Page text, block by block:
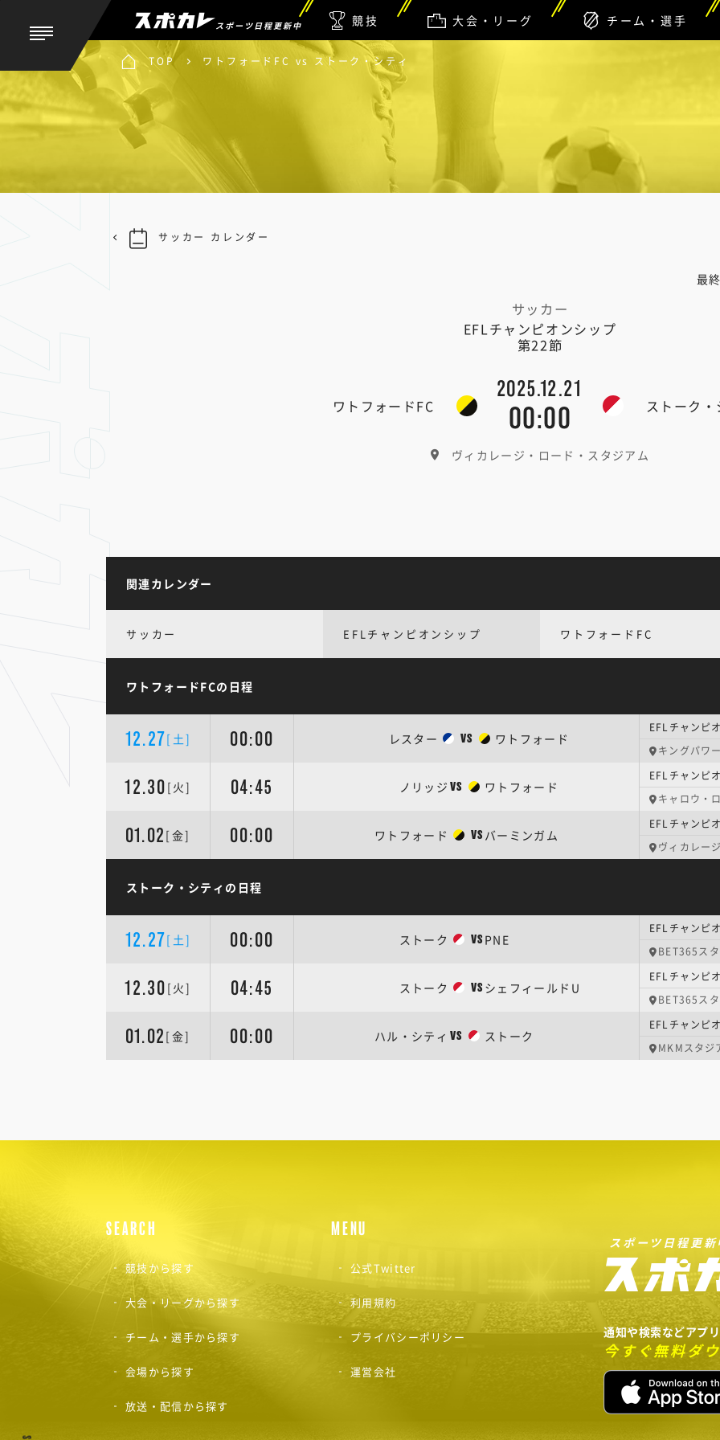
スポーツ日程更新中 競技 大会・リーグ チーム・選手
TOP ワトフォードFC vs ストーク・シティ
最
サッカー
EFLチャンピオンシップ
第22節
ワトフォードFC
2025.12.21
00:00 ストーク・
ヴィカレージ・ロード・スタジアム
サッカー カレンダー
関連カレンダー
サッカー EFLチャンピオンシップ ワトフォードFC
ワトフォードFCの日程
12.27[土] 00:00 レスター VS ワトフォード
EFLチャン
キングパワ
12.30 [火] 04:45 ノリッジ VS ワトフォード
EFLチャン
キャロウ・
01.02 [金] 00:00 ワトフォード VS バーミンガム
EFLチャン
ヴィカレー
ストーク・シティの日程
12.27[土] 00:00 ストーク VS PNE
EFLチャン
BET365ス
12.30 [火] 04:45 ストーク VS シェフィールドU
EFLチャン
BET365ス
01.02 [金] 00:00 ハル・シティ VS ストーク
EFLチャン
MKMスタジ
SEARCH
競技から探す
大会・リーグから探す
チーム・選手から探す
会場から探す
放送・配信から探す
MENU
公式Twitter
利用規約
プライバシーポリシー
運営会社
スポーツ日程更新
通知や検索などアプ
今すぐ無料ダ